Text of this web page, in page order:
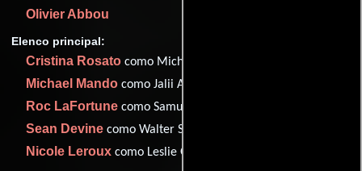
Olivier Abbou
Elenco principal:
Cristina Rosato como Michelle Harris
Michael Mando como Jalii Adel Kahlid
Roc LaFortune como Samuel Torrance
Sean Devine como Walter Sotos
Nicole Leroux como Leslie Goldberg